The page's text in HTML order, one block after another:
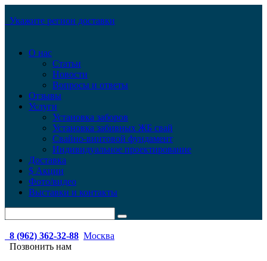
Укажите регион доставки
О нас
Статьи
Новости
Вопросы и ответы
Отзывы
Услуги
Установка заборов
Установка забивных ЖБ свай
Свайно-винтовой фундамент
Индивидуальное проектирование
Доставка
$ Акции
Фото/видео
Выставки и контакты
8 (962) 362-32-88 Москва
Позвонить нам